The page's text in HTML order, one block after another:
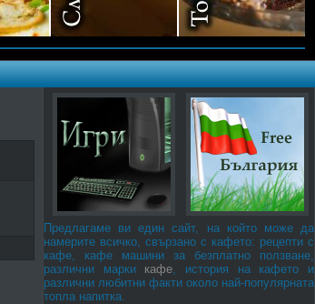
Предлагаме ви един сайт, на който може да
намерите всичко, свързано с кафето: рецепти с
кафе, кафе машини за безплатно ползване,
различни марки кафе, история на кафето и
различни любитни факти около най-популярната
топла напитка.